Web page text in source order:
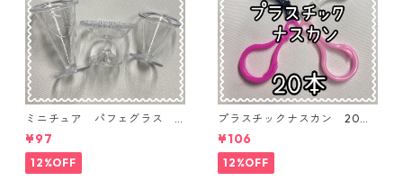
ミニチュア パフェグラス 3
個入り【MNT-GLS-3P-02】
¥97
12%OFF
プラスチックナスカン 20本
入り【PK-20】
¥106
12%OFF